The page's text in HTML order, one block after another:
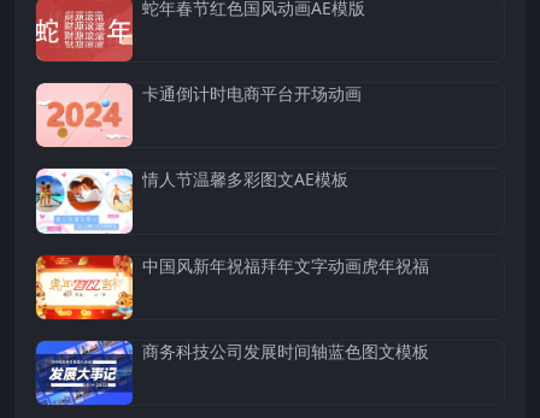
蛇年春节红色国风动画AE模版
卡通倒计时电商平台开场动画
情人节温馨多彩图文AE模板
中国风新年祝福拜年文字动画虎年祝福
商务科技公司发展时间轴蓝色图文模板